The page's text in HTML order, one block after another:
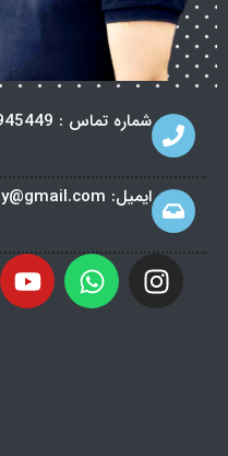
شماره تماس : 09389945449
ایمیل: samankojouriacademy@gmail.com